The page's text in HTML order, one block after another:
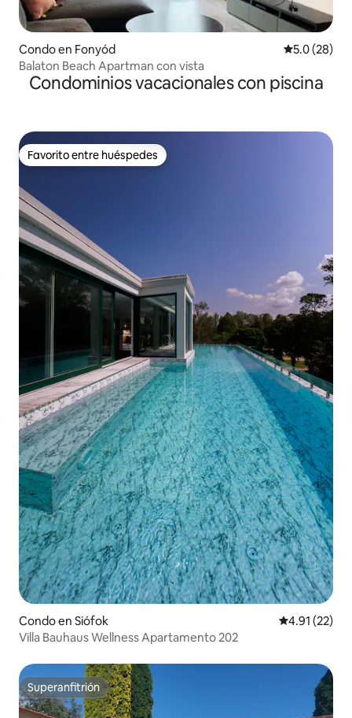
Condo en Fonyód Calificación
5.0 (28)
Balaton Beach Apartman con vista
Condominios vacacionales con piscina
Favorito entre huéspedes
Favorito entre huéspedes
Condo en Siófok Calificación
4.91 (22)
Villa Bauhaus Wellness Apartamento 202
Superanfitrión
Superanfitrión